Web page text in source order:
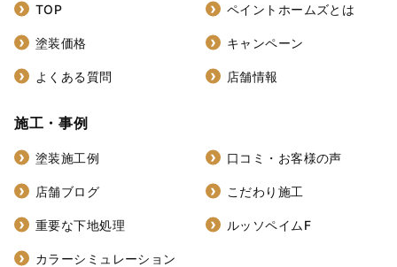
TOP ペイントホームズとは
塗装価格 キャンペーン
よくある質問 店舗情報
施工・事例
塗装施工例 口コミ・お客様の声
店舗ブログ こだわり施工
重要な下地処理 ルッソペイムF
カラーシミュレーション